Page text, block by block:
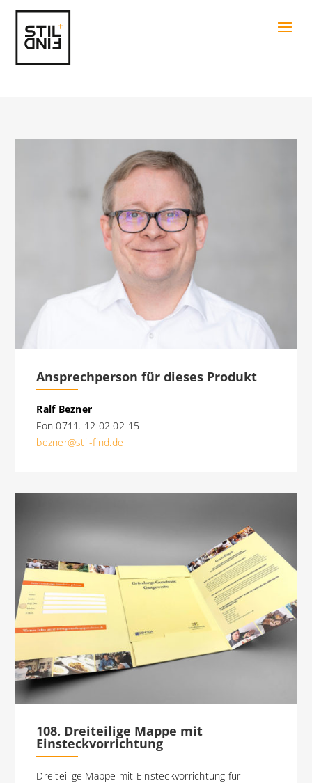
Ansprechperson für dieses Produkt
Ralf Bezner
Fon 0711. 12 02 02-15
bezner@stil-find.de
108. Dreiteilige Mappe mit
Einsteckvorrichtung
Dreiteilige Mappe mit Einsteckvorrichtung für